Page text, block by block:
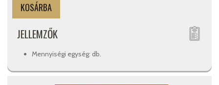
JELLEMZŐK
Mennyiségi egység: db.